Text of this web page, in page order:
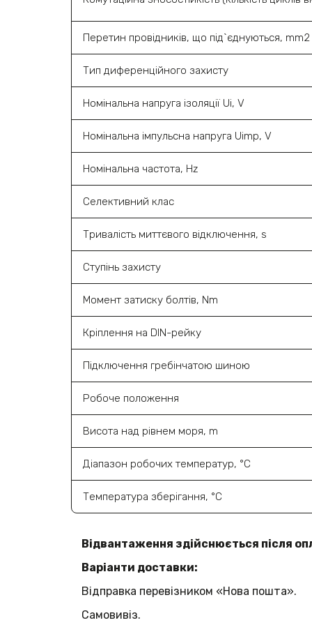
Перетин провідників, що під`єднуються, mm2
Тип диференційного захисту
Номінальна напруга ізоляції Ui, V
Номінальна імпульсна напруга Uimp, V
Номінальна частота, Hz
Селективний клас
Тривалість миттєвого відключення, s
Ступінь захисту
Момент затиску болтів, Nm
Кріплення на DIN-рейку
Підключення гребінчатою шиною
Робоче положення
Висота над рівнем моря, m
Діапазон робочих температур, °C
Температура зберігання, °C
Відвантаження здійснюється після
Варіанти доставки:
Відправка перевізником «Нова пошта».
Самовивіз.